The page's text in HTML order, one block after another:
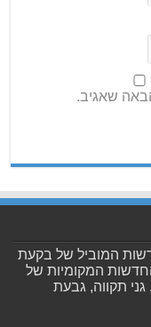
שאגיב.
המוביל של בקעת
המקומיות של
גני תקווה, גבעת